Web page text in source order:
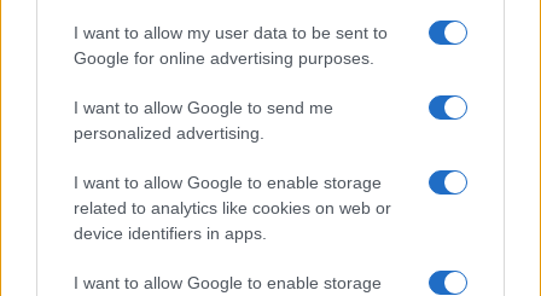
I want to allow my user data to be sent to
Google for online advertising purposes.
I want to allow Google to send me
personalized advertising.
I want to allow Google to enable storage
related to analytics like cookies on web or
device identifiers in apps.
I want to allow Google to enable storage